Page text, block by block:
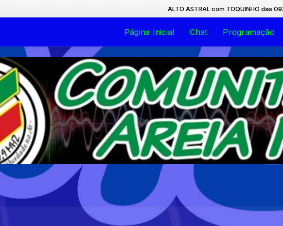
ALTO ASTRAL com TOQUINHO das 09:00 às
Página Inicial Chat Programação